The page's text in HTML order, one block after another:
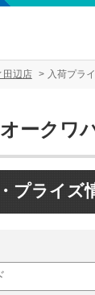
田辺店 入荷プラ
ークワ
プライズ